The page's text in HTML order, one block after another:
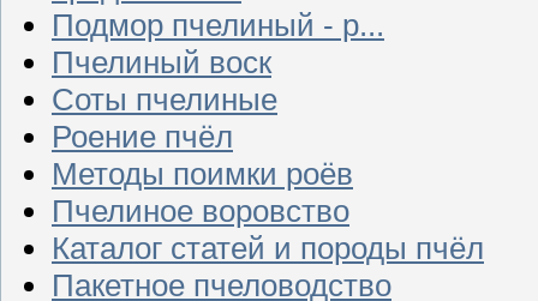
Подмор пчелиный - р...
Пчелиный воск
Соты пчелиные
Роение пчёл
Методы поимки роёв
Пчелиное воровство
Каталог статей и породы пчёл
Пакетное пчеловодство